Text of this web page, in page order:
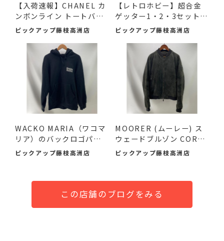
【入荷速報】CHANEL カ
ンボンライン トートバッ
グ...
ピックアップ藤枝高洲店
【レトロホビー】超合金
ゲッター1・2・3セット
（2...
ピックアップ藤枝高洲店
WACKO MARIA（ワコマ
リア）のバックロゴパー
カーが！
ピックアップ藤枝高洲店
MOORER (ムーレー) ス
ウェードブルゾン COREL
I-UR ...
ピックアップ藤枝高洲店
この店舗のブログをみる